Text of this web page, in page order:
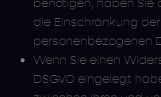
benötigen, haben
die Einschränkung
personenbezogenen
Wenn Sie einen
DSGVO eingelegt